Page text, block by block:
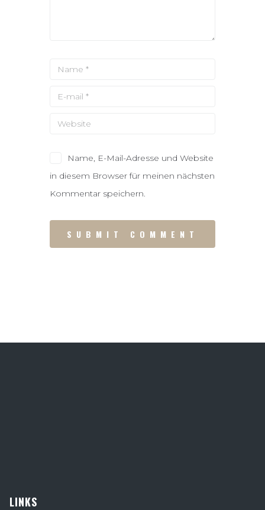
Name, E-Mail-Adresse und Website
in diesem Browser für meinen nächsten
Kommentar speichern.
LINKS